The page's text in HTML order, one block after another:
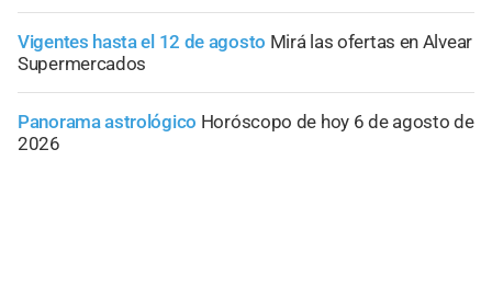
Vigentes hasta el 12 de agosto Mirá las ofertas en Alvear
Supermercados
Panorama astrológico Horóscopo de hoy 6 de agosto de
2026